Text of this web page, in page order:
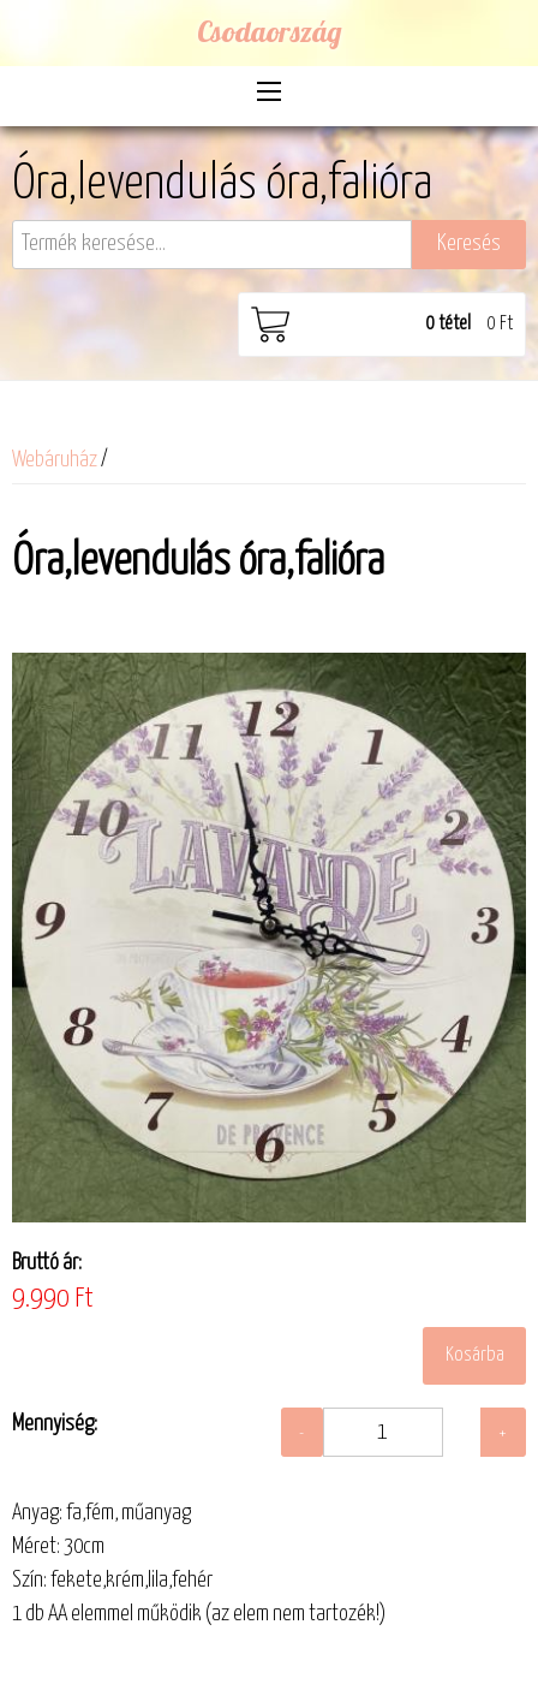
Csodaország
Óra,levendulás óra,falióra
0tétel 0 Ft
Webáruház/
Óra,levendulás óra,falióra
Bruttó ár:
9.990 Ft
Mennyiség:
Anyag: fa,fém, műanyag
Méret: 30cm
Szín: fekete,krém,lila,fehér
1 db AA elemmel működik (az elem nem tartozék!)